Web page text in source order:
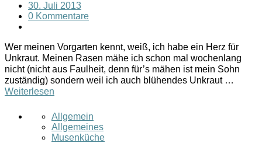
30. Juli 2013
0 Kommentare
Wer meinen Vorgarten kennt, weiß, ich habe ein Herz für
Unkraut. Meinen Rasen mähe ich schon mal wochenlang
nicht (nicht aus Faulheit, denn für’s mähen ist mein Sohn
zuständig) sondern weil ich auch blühendes Unkraut …
Weiterlesen
Allgemein
Allgemeines
Musenküche